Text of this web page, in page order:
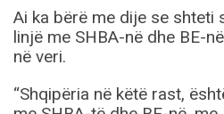
Ai ka bërë me dije se shteti
linjë me SHBA-në dhe BE-
në veri.
“Shqipëria në këtë rast,